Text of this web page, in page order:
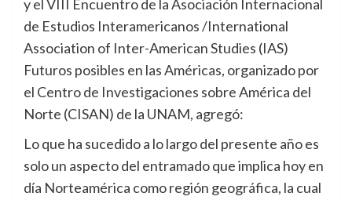
y el VIII Encuentro de la Asociación Internacional
de Estudios Interamericanos /International
Association of Inter-American Studies (IAS)
Futuros posibles en las Américas, organizado por
el Centro de Investigaciones sobre América del
Norte (CISAN) de la UNAM, agregó:
Lo que ha sucedido a lo largo del presente año es
solo un aspecto del entramado que implica hoy en
día Norteamérica como región geográfica, la cual